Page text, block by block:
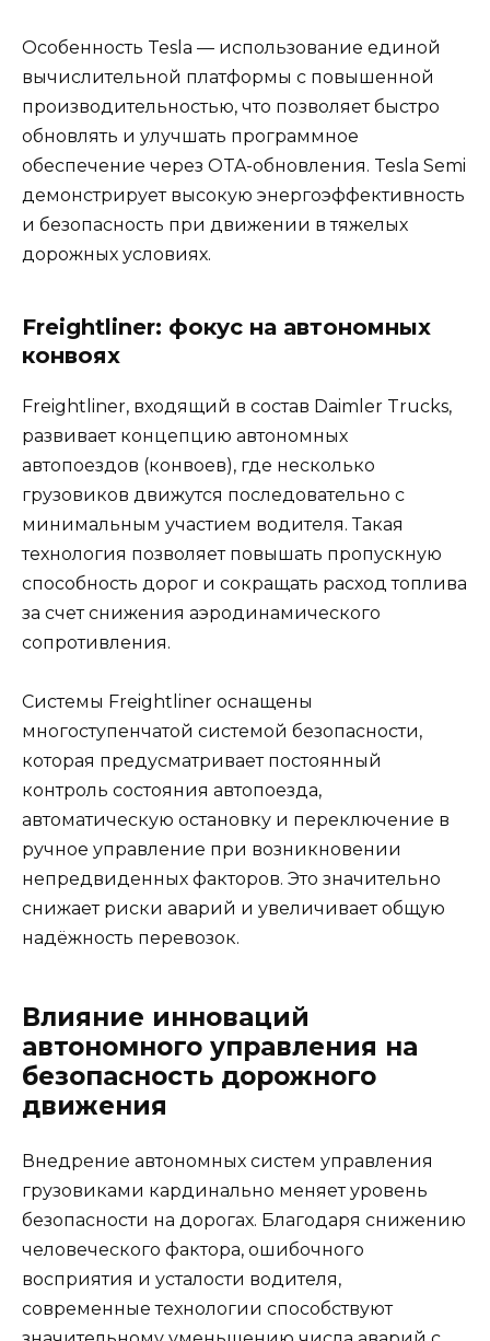
Особенность Tesla — использование единой
вычислительной платформы с повышенной
производительностью, что позволяет быстро
обновлять и улучшать программное
обеспечение через OTA-обновления. Tesla Semi
демонстрирует высокую энергоэффективность
и безопасность при движении в тяжелых
дорожных условиях.
Freightliner: фокус на автономных
конвоях
Freightliner, входящий в состав Daimler Trucks,
развивает концепцию автономных
автопоездов (конвоев), где несколько
грузовиков движутся последовательно с
минимальным участием водителя. Такая
технология позволяет повышать пропускную
способность дорог и сокращать расход топлива
за счет снижения аэродинамического
сопротивления.
Системы Freightliner оснащены
многоступенчатой системой безопасности,
которая предусматривает постоянный
контроль состояния автопоезда,
автоматическую остановку и переключение в
ручное управление при возникновении
непредвиденных факторов. Это значительно
снижает риски аварий и увеличивает общую
надёжность перевозок.
Влияние инноваций
автономного управления на
безопасность дорожного
движения
Внедрение автономных систем управления
грузовиками кардинально меняет уровень
безопасности на дорогах. Благодаря снижению
человеческого фактора, ошибочного
восприятия и усталости водителя,
современные технологии способствуют